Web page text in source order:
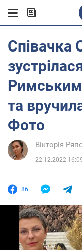
Співачка
та
Фото
Вікторія
22.12.2022
86